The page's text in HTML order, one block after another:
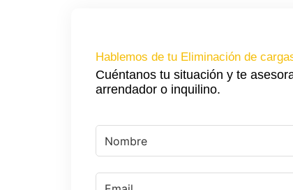
Hablemos de tu Eliminación de
Cuéntanos tu situación y te
arrendador o inquilino.